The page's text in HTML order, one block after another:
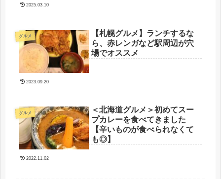
2025.03.10
グルメ
【札幌グルメ】ランチするな
ら、赤レンガなど駅周辺が穴
場でオススメ
2023.09.20
グルメ
＜北海道グルメ＞初めてスー
プカレーを食べてきました
【辛いものが食べられなくて
も◎】
2022.11.02